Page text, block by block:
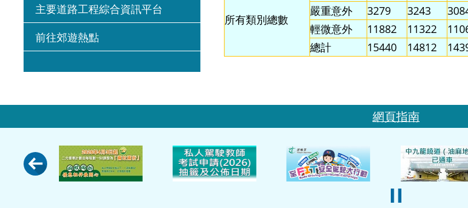
主要道路工程綜合資訊平台
前往郊遊熱點
所有類別總數
嚴重意外
3279 3243
輕微意外
11882 11322
總計
15440 14812
網頁指南